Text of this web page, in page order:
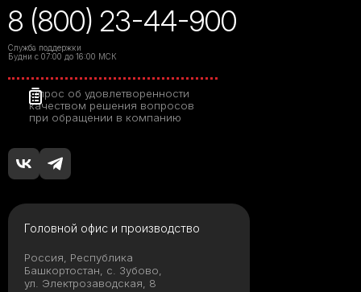
8 (800) 23-44-900
Служба поддержки
Будни с 07:00 до 16:00 МСК
Опрос об удовлетворенности
качеством решения вопросов
при обращении в компанию
Головной офис и производство
Россия, Республика
Башкортостан, с. Зубово,
ул. Электрозаводская, 8